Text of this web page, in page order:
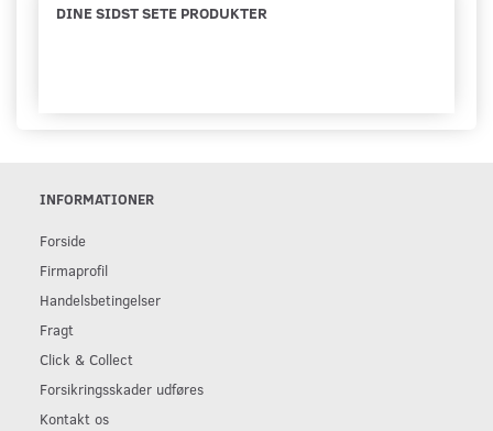
DINE SIDST SETE PRODUKTER
INFORMATIONER
Forside
Firmaprofil
Handelsbetingelser
Fragt
Click & Collect
Forsikringsskader udføres
Kontakt os